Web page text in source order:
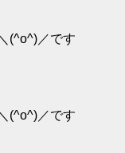
(^o^)／です
(^o^)／です